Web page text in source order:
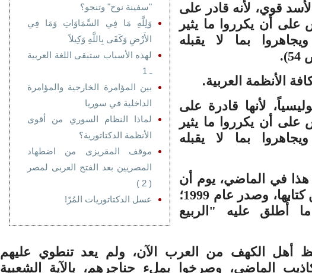
"سفينة نوح" وتنجو؟
وَلِلَّهِ مَا فِي السَّمَاوَاتِ وَمَا فِي
الأَرْضِ وَكَفَى بِاللَّهِ وَكِيلاً
لهذه الأسباب ستبقى اللغة العربية
ـ 1
بين المؤامرة الخارجية والمؤامرة
الداخلية في سوريا
لماذا النظام السوري من أقوى
الأنظمة الدكتاتورية؟
موقف المقريزى من اضطهاد
المصريين بعد الفتح العربى لمصر
( 2 )
عسل الدكتاتوريات المُرّ!
قوي، لأنه قادر على
على أن يكرروا ما يثير
بما لا يقبله
الأنظمة العربية.
لأنها قادرة على
على أن يكرروا ما يثير
بما لا يقبله
في الماضي، يوم أن
كتبت وادين كتابها، وصدر عام 1999؛
أُطلق عليه "الربيع
أهل الكهف من العرب الآن، ولم يعد تنطوي عليهم
الماضي، وصرخوا بملء حناجرهم، بالآية الشعبية